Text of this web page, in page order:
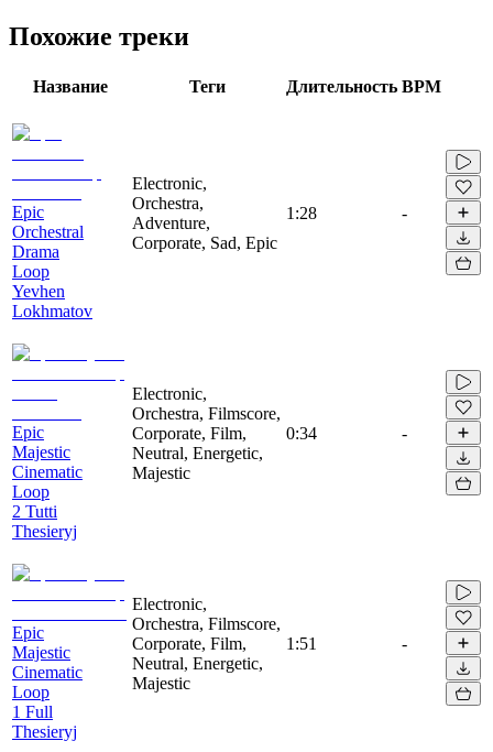
Похожие треки
Название Теги Длительность BPM
Epic
Orchestral
Drama
Loop
Yevhen
Lokhmatov
Electronic,
Orchestra,
Adventure,
Corporate, Sad, Epic
1:28 -
Epic
Majestic
Cinematic
Loop
2 Tutti
Thesieryj
Electronic,
Orchestra, Filmscore,
Corporate, Film,
Neutral, Energetic,
Majestic
0:34 -
Epic
Majestic
Cinematic
Loop
1 Full
Thesieryj
Electronic,
Orchestra, Filmscore,
Corporate, Film,
Neutral, Energetic,
Majestic
1:51 -